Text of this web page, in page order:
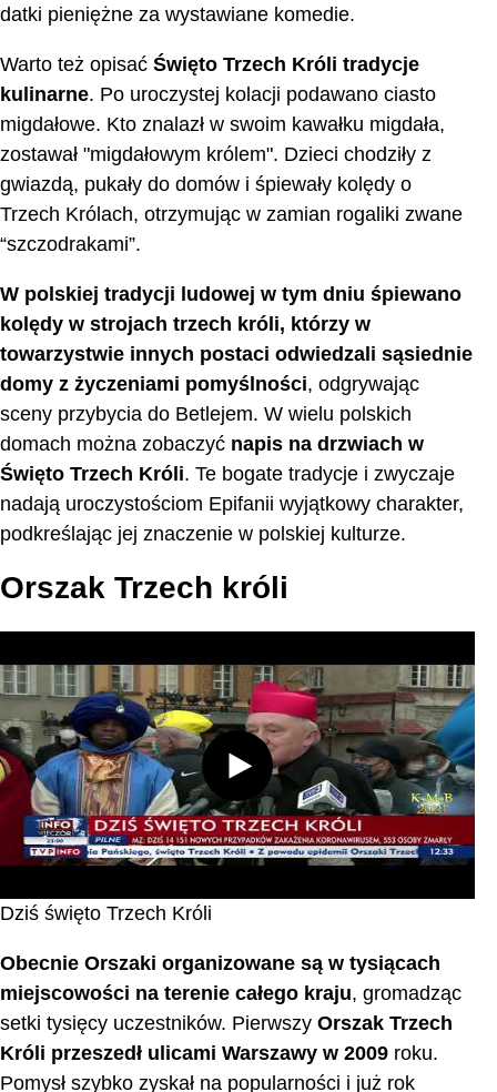
datki pieniężne za wystawiane komedie.
Warto też opisać Święto Trzech Króli tradycje
kulinarne. Po uroczystej kolacji podawano ciasto
migdałowe. Kto znalazł w swoim kawałku migdała,
zostawał "migdałowym królem". Dzieci chodziły z
gwiazdą, pukały do domów i śpiewały kolędy o
Trzech Królach, otrzymując w zamian rogaliki zwane
“szczodrakami”.
W polskiej tradycji ludowej w tym dniu śpiewano
kolędy w strojach trzech króli, którzy w
towarzystwie innych postaci odwiedzali sąsiednie
domy z życzeniami pomyślności, odgrywając
sceny przybycia do Betlejem. W wielu polskich
domach można zobaczyć napis na drzwiach w
Święto Trzech Króli. Te bogate tradycje i zwyczaje
nadają uroczystościom Epifanii wyjątkowy charakter,
podkreślając jej znaczenie w polskiej kulturze.
Orszak Trzech króli
Dziś święto Trzech Króli
Obecnie Orszaki organizowane są w tysiącach
miejscowości na terenie całego kraju, gromadząc
setki tysięcy uczestników. Pierwszy Orszak Trzech
Króli przeszedł ulicami Warszawy w 2009 roku.
Pomysł szybko zyskał na popularności i już rok